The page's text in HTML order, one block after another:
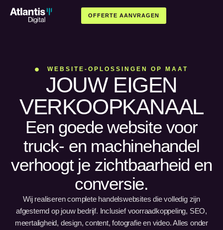
OFFERTE AANVRAGEN
WEBSITE-OPLOSSINGEN OP MAAT
JOUW EIGEN
VERKOOPKANAAL
Een goede website voor
truck- en machinehandel
verhoogt je zichtbaarheid en
conversie.
Wij realiseren complete handelswebsites die volledig zijn
afgestemd op jouw bedrijf. Inclusief voorraadkoppeling, SEO,
meertaligheid, design, content, fotografie en video. Alles onder